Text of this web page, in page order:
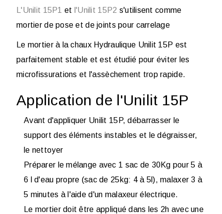
L'Unilit 15P1 et l'Unilit 15P2 s'utilisent comme
mortier de pose et de joints pour carrelage
Le mortier à la chaux Hydraulique Unilit 15P est
parfaitement stable et est étudié pour éviter les
microfissurations et l'assèchement trop rapide.
Application de l'Unilit 15P
Avant d'appliquer Unilit 15P, débarrasser le
support des éléments instables et le dégraisser,
le nettoyer
Préparer le mélange avec 1 sac de 30Kg pour 5 à
6 l d'eau propre (sac de 25kg: 4 à 5l), malaxer 3 à
5 minutes à l'aide d'un malaxeur électrique.
Le mortier doit être appliqué dans les 2h avec une